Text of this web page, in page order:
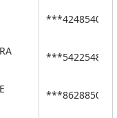
***42485402**
***54225487**
***86288500**